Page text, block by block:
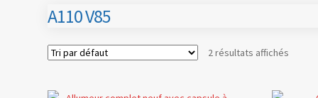
A110 V85
2 résultats affichés